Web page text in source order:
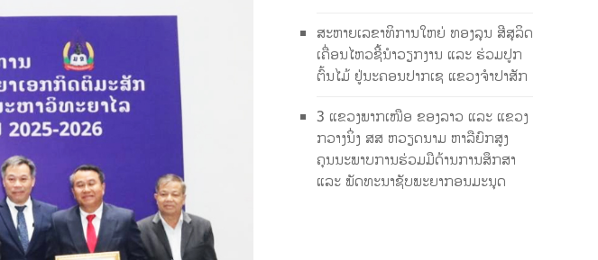
ສະຫາຍເລຂາທິການໃຫຍ່ ທອງລຸນ ສີສຸລິດ
ເຄື່ອນໄຫວຊີ້ນຳວຽກງານ ແລະ ຮ່ວມປູກ
ຕົ້ນໄມ້ ຢູ່ນະຄອນປາກເຊ ແຂວງຈຳປາສັກ
3 ແຂວງພາກເໜືອ ຂອງລາວ ແລະ ແຂວງ
ກວາງນິ່ງ ສສ ຫວຽດນາມ ຫາລືຍົກສູງ
ຄຸນນະພາບການຮ່ວມມືດ້ານການສຶກສາ
ແລະ ພັດທະນາຊັບພະຍາກອນມະນຸດ